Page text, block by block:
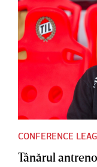
CONFERENCE
Tânărul